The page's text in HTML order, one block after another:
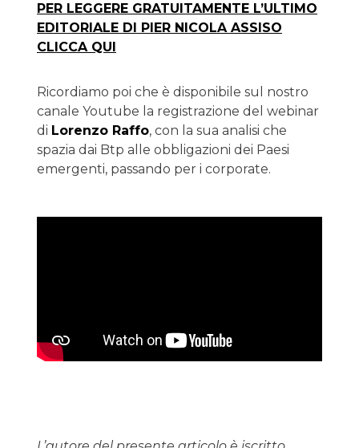
PER LEGGERE GRATUITAMENTE L’ULTIMO
EDITORIALE DI PIER NICOLA ASSISO
CLICCA QUI
Ricordiamo poi che è disponibile sul nostro
canale Youtube la registrazione del webinar
di Lorenzo Raffo, con la sua analisi che
spazia dai Btp alle obbligazioni dei Paesi
emergenti, passando per i corporate.